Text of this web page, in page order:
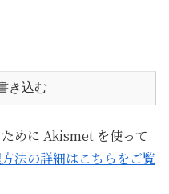
き込む
めに Akismet を使って
法の詳細はこちらをご覧